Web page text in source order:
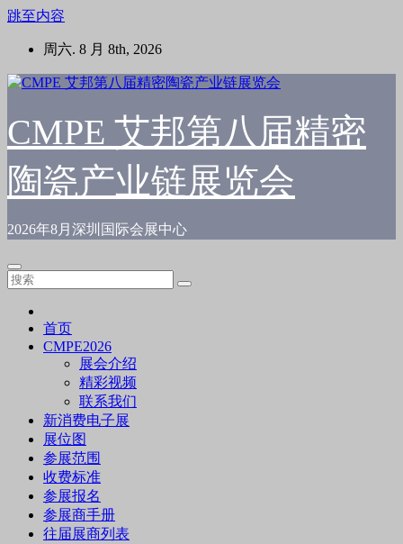
跳至内容
周六. 8 月 8th, 2026
CMPE 艾邦第八届精密
陶瓷产业链展览会
2026年8月深圳国际会展中心
首页
CMPE2026
展会介绍
精彩视频
联系我们
新消费电子展
展位图
参展范围
收费标准
参展报名
参展商手册
往届展商列表